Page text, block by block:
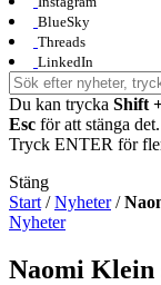
BlueSky
Threads
LinkedIn
Du kan trycka Shift
Esc för att stänga det.
Tryck ENTER för
Stäng
Start /Nyheter/
Nyheter
Naomi